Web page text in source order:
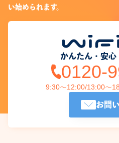
い始められます。
かんたん・安心
0120-
9:30～12:00/13:00～
お問